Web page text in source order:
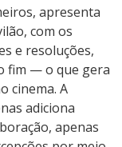
apresenta
com os
e resoluções,
fim — o que gera
cinema. A
adiciona
apenas